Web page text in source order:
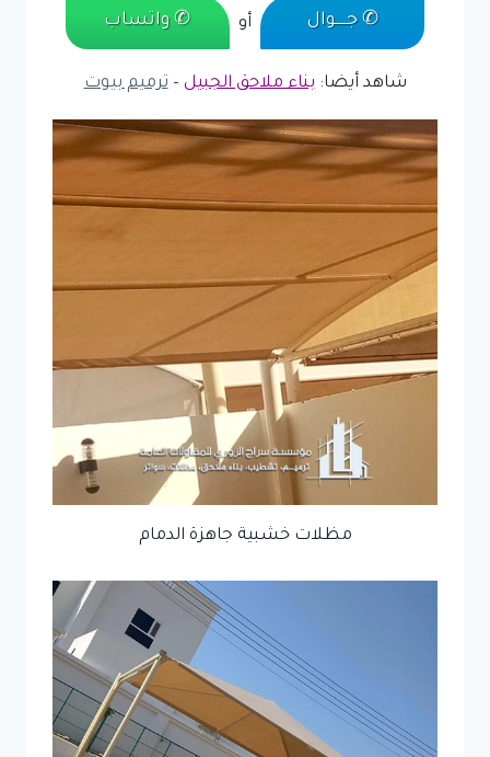
✆ جـــــوال أو ✆ واتساب
شاهد أيضا: بناء ملاحق الجبيل –ترميم بيوت
مظلات خشبية جاهزة الدمام